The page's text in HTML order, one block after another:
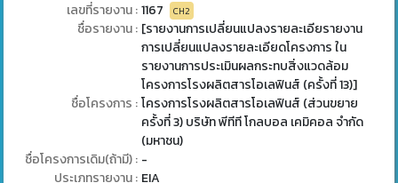
เลขที่รายงาน : 1167 CH2
ชื่อรายงาน : [รายงานการเปลี่ยนแปลงรายละเอียรายงาน
การเปลี่ยนแปลงรายละเอียดโครงการ ใน
รายงานการประเมินผลกระทบสิ่งแวดล้อม
โครงการโรงผลิตสารโอเลฟินส์ (ครั้งที่ 13)]
ชื่อโครงการ : โครงการโรงผลิตสารโอเลฟินส์ (ส่วนขยาย
ครั้งที่ 3) บริษัท พีทีที โกลบอล เคมิคอล จำกัด
(มหาชน)
ชื่อโครงการเดิม(ถ้ามี) : -
ประเภทรายงาน : EIA